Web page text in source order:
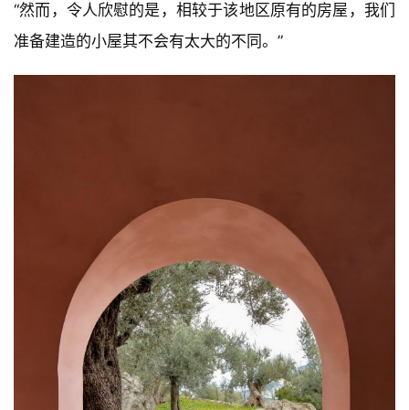
“然而，令人欣慰的是，相较于该地区原有的房屋，我们
准备建造的小屋其不会有太大的不同。”